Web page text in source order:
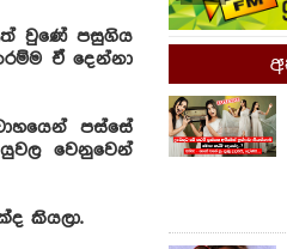
වුණේ පසුගිය
ඒ දෙන්නා
පස්සේ
වෙනුවෙන්
කියලා.